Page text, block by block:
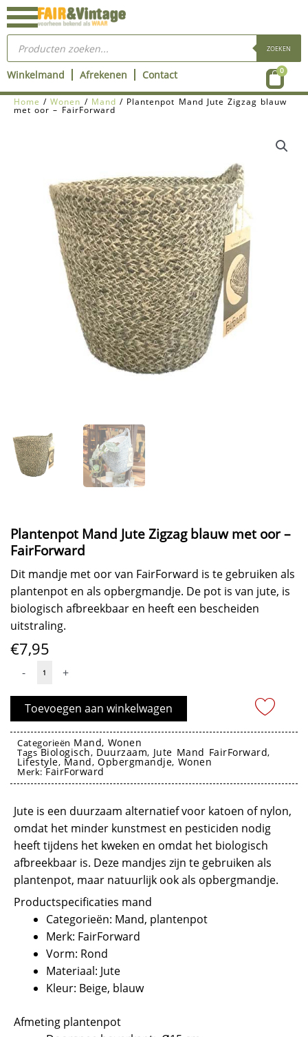
Ga
naar
inhoud
Producten
zoeken ZOEKEN
Winkelmand Afrekenen Contact 0
Home /Wonen / Mand / Plantenpot Mand Jute Zigzag blauw
met oor – FairForward
Plantenpot Mand Jute Zigzag blauw met oor –
FairForward
Dit mandje met oor van FairForward is te gebruiken als
plantenpot en als opbergmandje. De pot is van jute, is
biologisch afbreekbaar en heeft een bescheiden
uitstraling.
€7,95
-
Plantenpot
Jute
Zigzag
blauw
met
oor
-
FairForward
aantal
+
Toevoegen aan winkelwagen
Categorieën Mand, Wonen
Tags Biologisch, Duurzaam, Jute Mand FairForward,
Lifestyle, Mand,Opbergmandje, Wonen
Merk: FairForward
Jute is een duurzaam alternatief voor katoen of nylon,
omdat het minder kunstmest en pesticiden nodig
heeft tijdens het kweken en omdat het biologisch
afbreekbaar is. Deze mandjes zijn te gebruiken als
plantenpot, maar natuurlijk ook als opbergmandje.
Productspecificaties mand
Categorieën: Mand, plantenpot
Merk: FairForward
Vorm: Rond
Materiaal: Jute
Kleur: Beige, blauw
Afmeting plantenpot